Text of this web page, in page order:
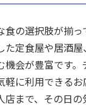
食の選択肢が揃
た定食屋や居酒
機会が豊富です
軽に利用できる
店まで、その日